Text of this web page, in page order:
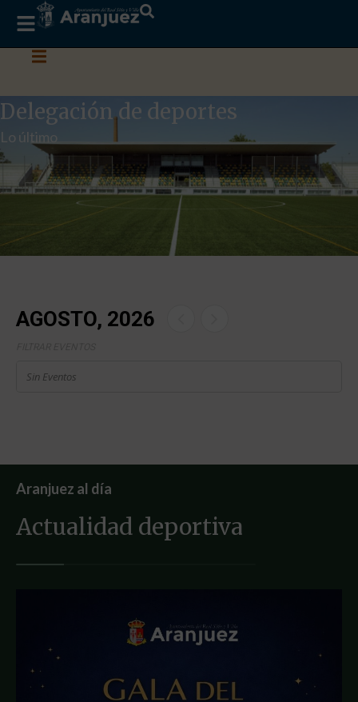
Delegación de deportes
Lo último
AGOSTO, 2026
Sin Eventos
Aranjuez al día
Actualidad deportiva